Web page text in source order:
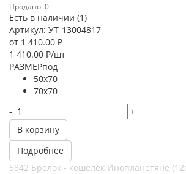
Продано: 0
Есть в наличии (1)
Артикул: УТ-13004817
от 1 410.00 ₽
1 410.00 ₽/шт
РАЗМЕРпод
50х70
70х70
-
+
В корзину
Подробнее
5842 Брелок - кошелек Инопланетяне